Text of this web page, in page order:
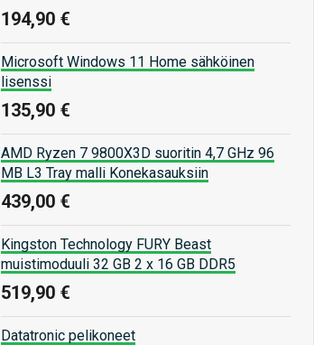
194,90 €
Microsoft Windows 11 Home sähköinen
lisenssi
135,90 €
AMD Ryzen 7 9800X3D suoritin 4,7 GHz 96
MB L3 Tray malli Konekasauksiin
439,00 €
Kingston Technology FURY Beast
muistimoduuli 32 GB 2 x 16 GB DDR5
519,90 €
Datatronic pelikoneet